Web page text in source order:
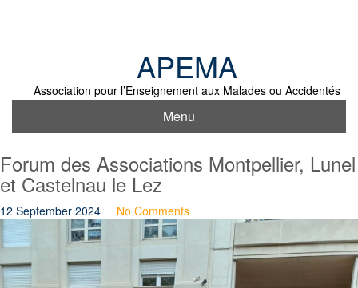
APEMA
Association pour l’Enseignement aux Malades ou Accidentés
Menu
Forum des Associations Montpellier, Lunel
et Castelnau le Lez
12 September 2024 No Comments